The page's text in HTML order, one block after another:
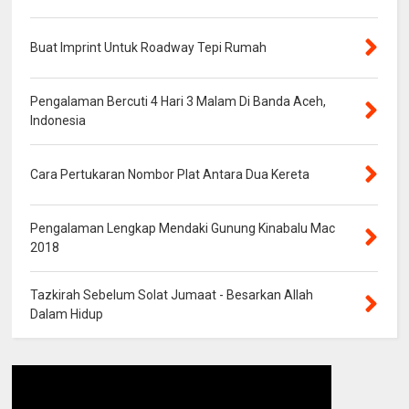
Buat Imprint Untuk Roadway Tepi Rumah
Pengalaman Bercuti 4 Hari 3 Malam Di Banda Aceh,
Indonesia
Cara Pertukaran Nombor Plat Antara Dua Kereta
Pengalaman Lengkap Mendaki Gunung Kinabalu Mac
2018
Tazkirah Sebelum Solat Jumaat - Besarkan Allah
Dalam Hidup